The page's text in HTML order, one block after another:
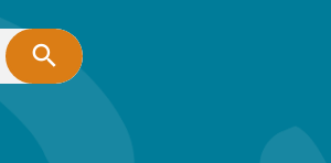
search
pour les sourds